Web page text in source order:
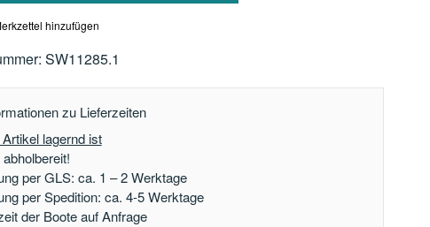
hinzufügen
SW11285.1
zu Lieferzeiten
lagernd ist
per GLS: ca. 1 – 2 Werktage
per Spedition: ca. 4-5 Werktage
der Boote auf Anfrage